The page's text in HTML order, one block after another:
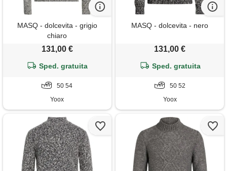
MASQ - dolcevita - grigio
chiaro
131,00 €
Sped. gratuita
50 54
Yoox
MASQ - dolcevita - nero
131,00 €
Sped. gratuita
50 52
Yoox